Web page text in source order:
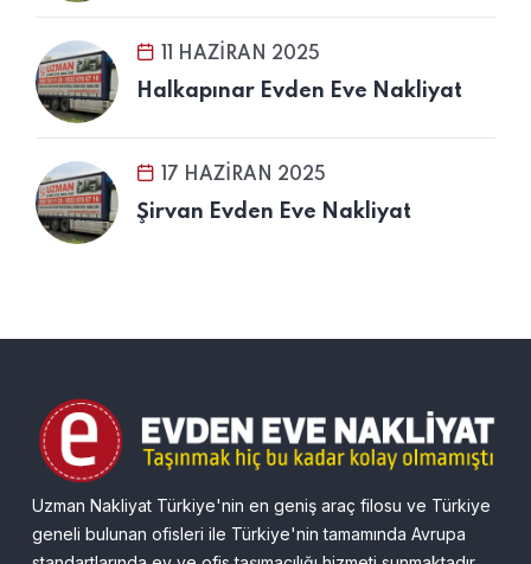
11 HAZIRAN 2025
Halkapınar Evden Eve Nakliyat
17 HAZIRAN 2025
Şirvan Evden Eve Nakliyat
Uzman Nakliyat Türkiye'nin en geniş araç filosu ve Türkiye
geneli bulunan ofisleri ile Türkiye'nin tamamında Avrupa